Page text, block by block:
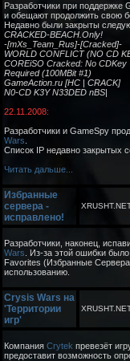
Разработчики при поддержке
и обещают продолжить свою
Недавно были закрыты
CRACKED-BEACH.Only!
-[mXs_Team_Rus]-[Cracked]-
WORLD CONFLICT (NO CD
COREiSO Cracked: No CDKey
Required (100MBit #1)
GameAction.ru [HC | CRACK]
N0-CD K3Y N33DED nBS|
22.11.2008:
Разработчики и GameSpy
Wars
Список IP недавно закрытых
Читать дальше...
Избранные
сервера -
исправлено!
Разработчики, наконец,
Wars . Из-за этой ошибки
Favorites (Избранные
использованию.
Crysis Wars на
'Территории
игр'
Компания Crytek превезёт
предоставит возможность